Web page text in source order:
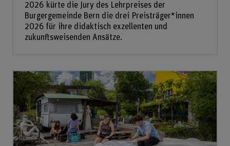
2026 kürte die Jury des Lehrpreises der
Burgergemeinde Bern die drei Preisträger*innen
2026 für ihre didaktisch exzellenten und
zukunftsweisenden Ansätze.